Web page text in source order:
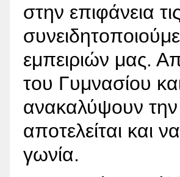
στην επιφάνεια
εμπειριών μας.
του Γυμνασίου
ανακαλύψουν την
αποτελείται και
γωνία.